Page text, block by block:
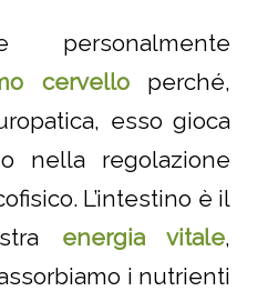
personalmente
cervelloperché,
esso gioca
nella regolazione
L’intestino è il
energia vitale,
i nutrienti